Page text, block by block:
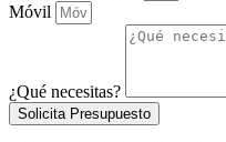
Móvil
¿Qué necesitas?
Solicita Presupuesto